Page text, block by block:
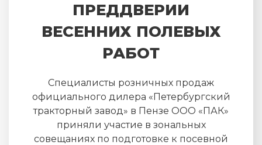
ПРЕДДВЕРИИ
ВЕСЕННИХ ПОЛЕВЫХ
РАБОТ
Специалисты розничных продаж
официального дилера «Петербургский
тракторный завод» в Пензе ООО «ПАК»
приняли участие в зональных
совещаниях по подготовке к посевной